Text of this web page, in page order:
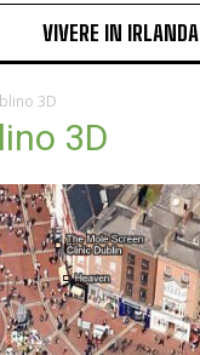
VIVERE IN IRLANDA
3D
3D